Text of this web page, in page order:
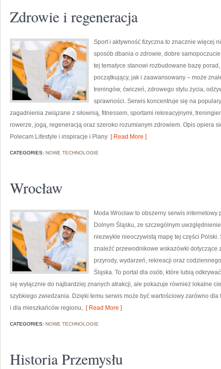
Zdrowie i regeneracja
Sport i aktywność fizyczna to znacznie więcej
sposób dbania o zdrowie, dobre
tej tematyce stanowi rozbudowane bazę
początkujący, jak i zaawansowany – może
treningów, ćwiczeń, zdrowego stylu życia,
sprawności. Serwis koncentruje się na
zagadnienia związane z siłownią, fitnessem, sportami rekreacyjnymi,
rowerze, jogą, regeneracją oraz szeroko rozumianym zdrowiem. Opis opiera
Polecam Lifestyle i inspiracje i Plany [ Read More ]
CATEGORIES: NOWE TECHNOLOGIE
Wrocław
Moda Wrocław to obszerny serwis
Dolnym Śląsku, ze szczególnym
niezwykle nieoczywistą mapę tej części
znaleźć przewodnikowe wskazówki dotyczące
przyrody, wydarzeń, rekreacji oraz
Śląska. To portal dla osób, które lubią
się wyłącznie do najbardziej znanych atrakcji, ale pokazuje również lokalne
szybkiego zwiedzania. Dzięki temu serwis może być wartościowy zarówno
i dla mieszkańców regionu, [ Read More ]
CATEGORIES: NOWE TECHNOLOGIE
Historia Przemysłu